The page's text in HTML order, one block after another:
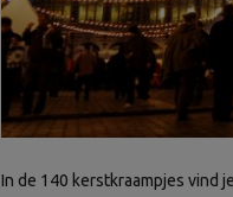
In de 140 kerstkraampjes vind